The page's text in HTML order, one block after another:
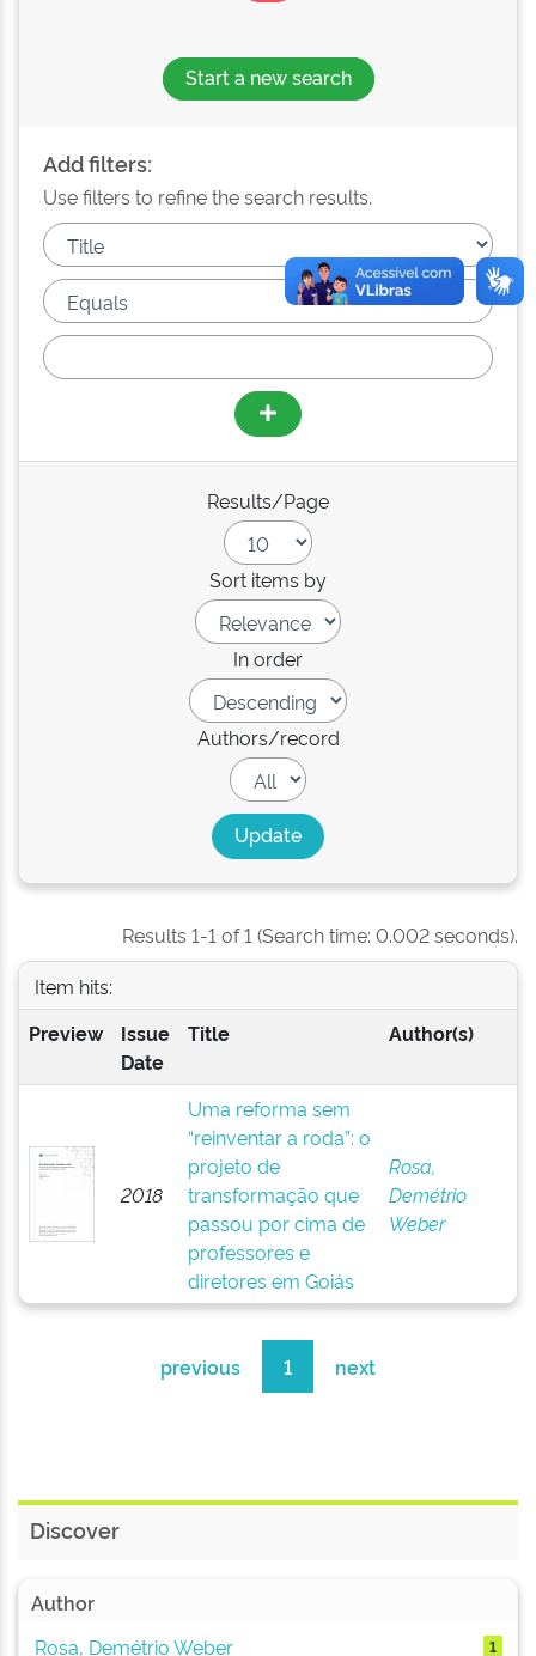
Start a new search
Add filters:
Use filters to refine the search results.
Results/Page
Sort items by
In order
Authors/record
Results 1-1 of 1 (Search time: 0.002 seconds).
Item hits:
Preview
Issue
Date
Title Author(s)
2018
Uma reforma sem
“reinventar a roda”: o
projeto de
transformação que
passou por cima de
professores e
diretores em Goiás
Rosa,
Demétrio
Weber
previous 1 next
Discover
Author
Rosa, Demétrio Weber
1